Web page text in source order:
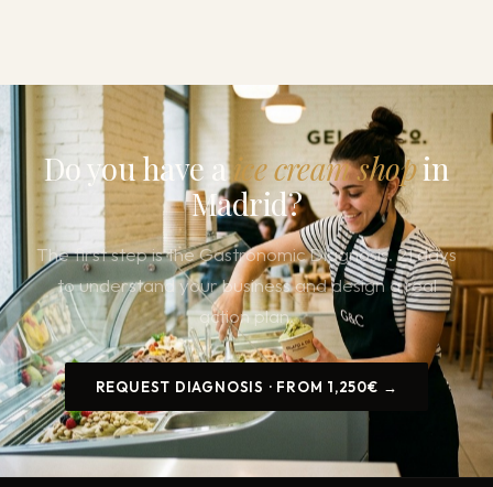
Do you have aice cream shopin
Madrid?
The first step is the Gastronomic Diagnosis. 21 days
to understand your business and design a real
action plan.
REQUEST DIAGNOSIS · FROM 1,250€ →